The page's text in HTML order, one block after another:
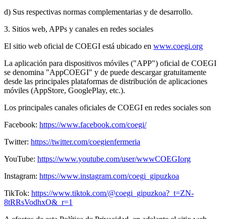
d) Sus respectivas normas complementarias y de desarrollo.
3. Sitios web, APPs y canales en redes sociales
El sitio web oficial de COEGI está ubicado en www.coegi.org
La aplicación para dispositivos móviles ("APP") oficial de COEGI
se denomina "AppCOEGI" y de puede descargar gratuitamente
desde las principales plataformas de distribución de aplicaciones
móviles (AppStore, GooglePlay, etc.).
Los principales canales oficiales de COEGI en redes sociales son
Facebook: https://www.facebook.com/coegi/
Twitter: https://twitter.com/coegienfermeria
YouTube: https://www.youtube.com/user/wwwCOEGIorg
Instagram: https://www.instagram.com/coegi_gipuzkoa
TikTok: https://www.tiktok.com/@coegi_gipuzkoa?_t=ZN-
8tRRsVodhxO&_r=1